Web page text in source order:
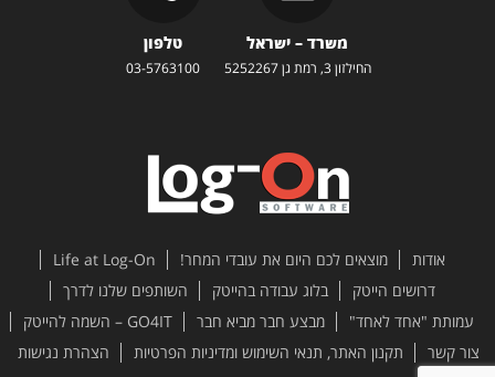
משרד – ישראל
החילזון 3, רמת גן 5252267
טלפון
03-5763100
אודות מוצאים לכם היום את עובדי המחר!
Life at Log-On
דרושים הייטק
בלוג עבודה בהייטק
השותפים שלנו לדרך
עמותת "אחד לאחד"
מבצע חבר מביא חבר
GO4IT – השמה להייטק
צור קשר
תקנון האתר, תנאי השימוש ומדיניות הפרטיות הצהרת נגישות